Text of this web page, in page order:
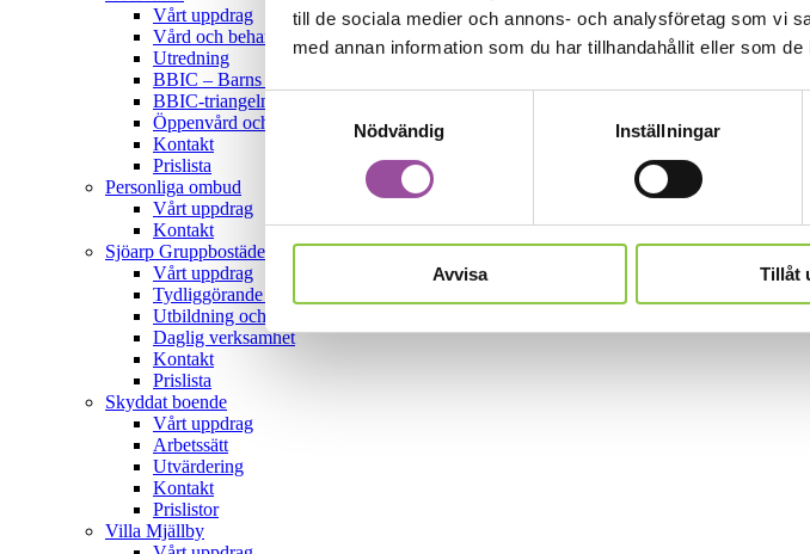
till de sociala medier och annons- och analysföretag som vi
med annan information som du har tillhandahållit eller som
Samtyckesval
Nödvändig
Inställningar
Avvisa Tillåt
Vårt uppdrag
Vård och behandlingsarbete
Utredning
BBIC – Barns behov i centrum
BBIC-triangeln
Öppenvård och eftervård
Kontakt
Prislista
Personliga ombud
Vårt uppdrag
Kontakt
Sjöarp Gruppbostäder
Vårt uppdrag
Tydliggörande pedagogik
Utbildning och handledning
Daglig verksamhet
Kontakt
Prislista
Skyddat boende
Vårt uppdrag
Arbetssätt
Utvärdering
Kontakt
Prislistor
Villa Mjällby